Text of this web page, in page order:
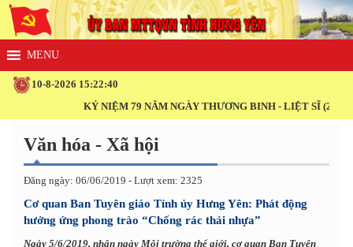
10-8-2026 15:22:40
KỶ NIỆM 79 NĂM NGÀY THƯƠNG BINH - LIỆT SĨ (27/7/1947 -
Văn hóa - Xã hội
Đăng ngày: 06/06/2019 - Lượt xem: 2325
Cơ quan Ban Tuyên giáo Tỉnh ủy Hưng Yên: Phát động
hưởng ứng phong trào “Chống rác thải nhựa”
Ngày 5/6/2019, nhân ngày Môi trường thế giới, cơ quan Ban Tuyên